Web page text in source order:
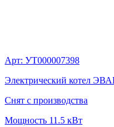
Арт: УТ000007398
Электрический котел
Снят с производства
Мощность 11.5 кВт